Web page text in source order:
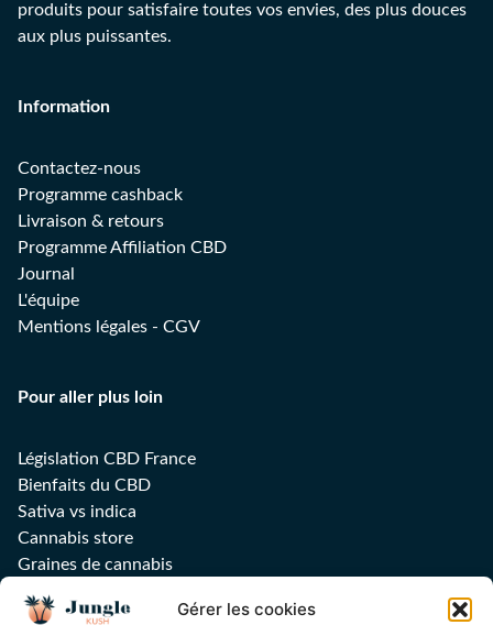
Gérer les cookies
produits pour satisfaire toutes vos envies, des plus douces
aux plus puissantes.
Information
Contactez-nous
Programme cashback
Livraison & retours
Programme Affiliation CBD
Journal
L'équipe
Mentions légales - CGV
Pour aller plus loin
Législation CBD France
Bienfaits du CBD
Sativa vs indica
Cannabis store
Graines de cannabis
Huile CBD
Feuilles, filtres et grinders